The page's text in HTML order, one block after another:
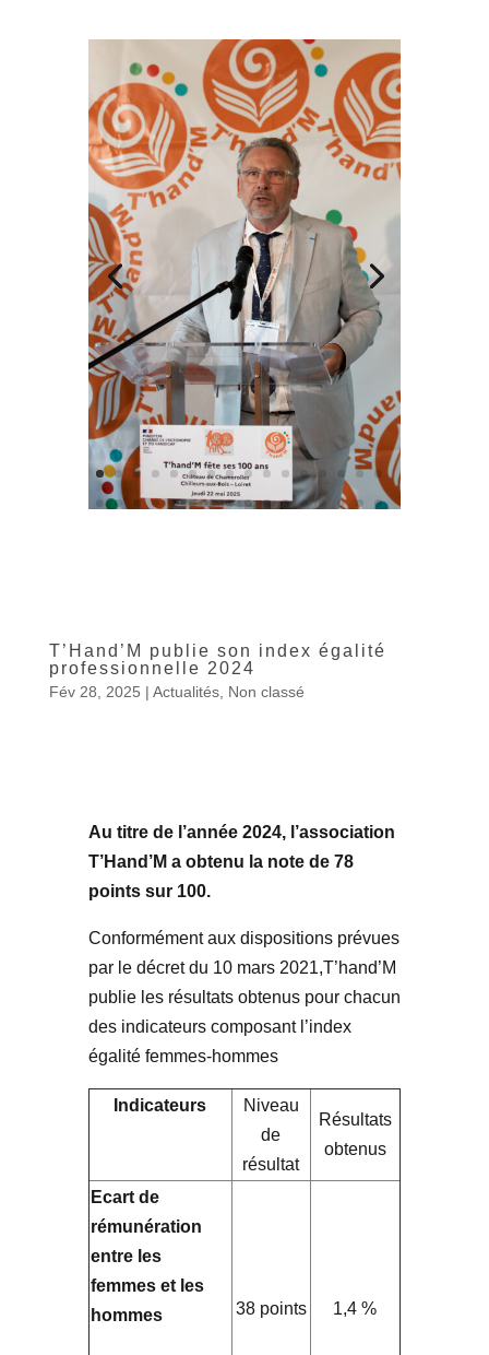
T’Hand’M publie son index égalité
professionnelle 2024
Fév 28, 2025 | Actualités, Non classé
Au titre de l’année 2024, l’association
T’Hand’M a obtenu la note de 78
points sur 100.
Conformément aux dispositions prévues
par le décret du 10 mars 2021,T’hand’M
publie les résultats obtenus pour chacun
des indicateurs composant l’index
égalité femmes-hommes
Indicateurs
Niveau
de
résultat
Résultats
obtenus
Ecart de
rémunération
entre les
femmes et les
hommes
38 points 1,4 %